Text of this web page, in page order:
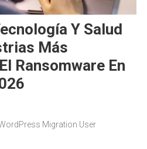
Y Salud
Más
Ransomware En
Migration User